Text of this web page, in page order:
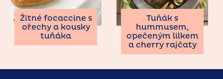
Žitné focaccine s
ořechy a kousky
tuňáka
Tuňák s
hummusem,
opečeným lilkem
a cherry rajčaty